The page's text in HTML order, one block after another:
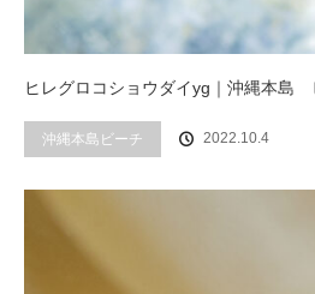
ヒレグロコショウダイyg｜沖縄本島
沖縄本島ビーチ 2022.10.4